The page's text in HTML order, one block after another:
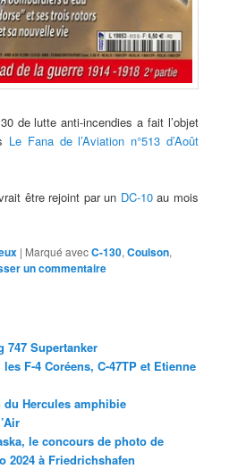
de lutte anti-incendies a fait l’objet
Le Fana de l’Aviation n°513 d’Août
être rejoint par un DC-10au mois
| Marqué avecC-130,Coulson,
un commentaire
747 Supertanker
F-4 Coréens, C-47TP et Etienne
du Hercules amphibie
le concours de photo de
2024 à Friedrichshafen